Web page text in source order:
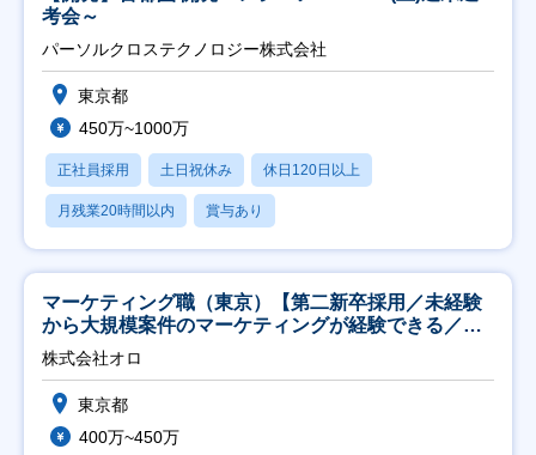
考会～
パーソルクロステクノロジー株式会社
東京都
450万~1000万
正社員採用 土日祝休み 休日120日以上
月残業20時間以内 賞与あり
マーケティング職（東京）【第二新卒採用／未経験
から大規模案件のマーケティングが経験できる／研
修充実】
株式会社オロ
東京都
400万~450万